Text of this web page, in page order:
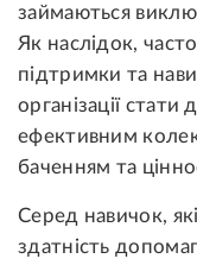
займаються
Як наслідок,
підтримки та
організації
ефективним
баченням та
Серед навичок,
здатність